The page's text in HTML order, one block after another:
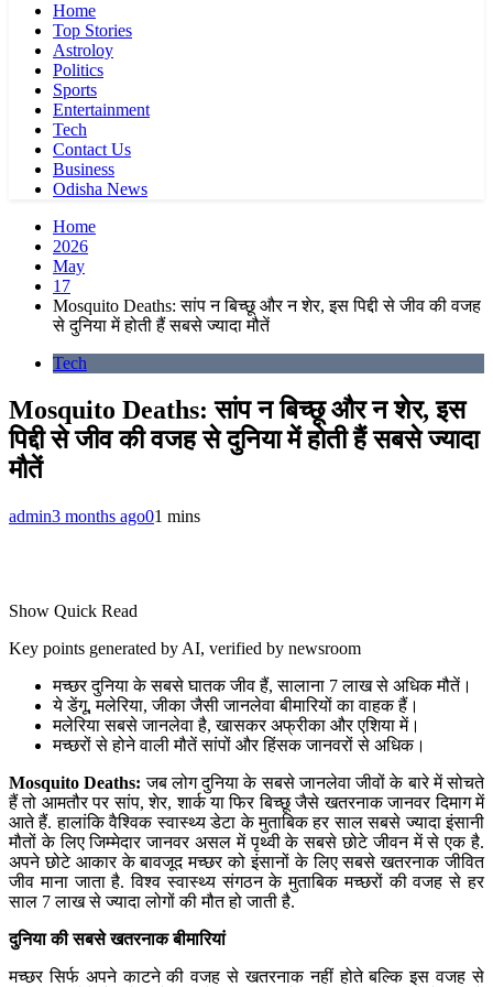
Home
Top Stories
Astroloy
Politics
Sports
Entertainment
Tech
Contact Us
Business
Odisha News
Home
2026
May
17
Mosquito Deaths: सांप न बिच्छू और न शेर, इस पिद्दी से जीव की वजह
से दुनिया में होती हैं सबसे ज्यादा मौतें
Tech
Mosquito Deaths: सांप न बिच्छू और न शेर, इस
पिद्दी से जीव की वजह से दुनिया में होती हैं सबसे ज्यादा
मौतें
admin3 months ago01 mins
Show Quick Read
Key points generated by AI, verified by newsroom
मच्छर दुनिया के सबसे घातक जीव हैं, सालाना 7 लाख से अधिक मौतें।
ये डेंगू, मलेरिया, जीका जैसी जानलेवा बीमारियों का वाहक हैं।
मलेरिया सबसे जानलेवा है, खासकर अफ्रीका और एशिया में।
मच्छरों से होने वाली मौतें सांपों और हिंसक जानवरों से अधिक।
Mosquito Deaths: जब लोग दुनिया के सबसे जानलेवा जीवों के बारे में सोचते
हैं तो आमतौर पर सांप, शेर, शार्क या फिर बिच्छू जैसे खतरनाक जानवर दिमाग में
आते हैं. हालांकि वैश्विक स्वास्थ्य डेटा के मुताबिक हर साल सबसे ज्यादा इंसानी
मौतों के लिए जिम्मेदार जानवर असल में पृथ्वी के सबसे छोटे जीवन में से एक है.
अपने छोटे आकार के बावजूद मच्छर को इंसानों के लिए सबसे खतरनाक जीवित
जीव माना जाता है. विश्व स्वास्थ्य संगठन के मुताबिक मच्छरों की वजह से हर
साल 7 लाख से ज्यादा लोगों की मौत हो जाती है.
दुनिया की सबसे खतरनाक बीमारियां
मच्छर सिर्फ अपने काटने की वजह से खतरनाक नहीं होते बल्कि इस वजह से